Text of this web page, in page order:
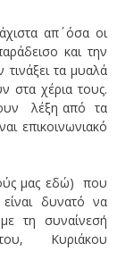
απ΄ όσα οι
και την
τα μυαλά
στα χέρια τους.
λέξη από τα
επικοινωνιακό
μας εδώ) που
δυνατό να
με τη συναίνεσή
Κυριάκου